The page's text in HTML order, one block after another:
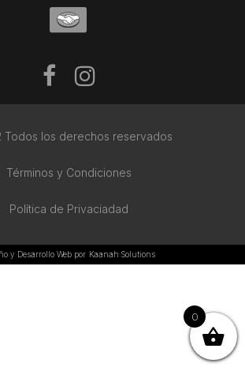
Todos los derechos reservados
Términos y Condiciones
Política de Privaciadad
y Desarrollo Web por Kaanah Solutions
0